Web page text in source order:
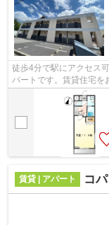
徒歩4分で駅にアクセス
パートです。賃貸住宅を
は、お客様のご希望に適
賃貸 | アパート コ